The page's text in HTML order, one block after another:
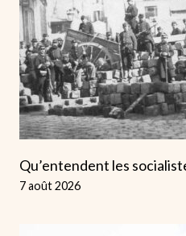
Qu’entendent les
7 août 2026